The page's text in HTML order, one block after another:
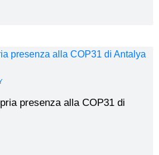
presenza alla COP31 di